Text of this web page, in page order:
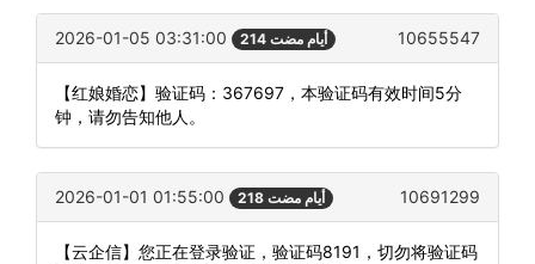
2026-01-05 03:31:00 214 أيام مضت 10655547
【红娘婚恋】验证码：367697，本验证码有效时间5分
钟，请勿告知他人。
2026-01-01 01:55:00 218 أيام مضت 10691299
【云企信】您正在登录验证，验证码8191，切勿将验证码